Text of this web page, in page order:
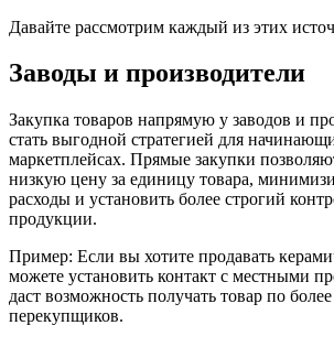
Давайте рассмотрим каждый из этих
Заводы и производители
Закупка товаров напрямую у заводов и
стать выгодной стратегией для
маркетплейсах. Прямые закупки
низкую цену за единицу товара,
расходы и установить более строгий
продукции.
Пример: Если вы хотите продавать
можете установить контакт с местными
даст возможность получать товар по
перекупщиков.